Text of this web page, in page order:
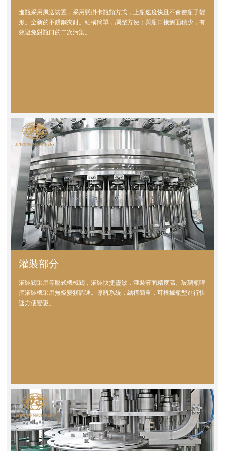
進瓶采用風送裝置，采用懸掛卡瓶頸方式，上瓶速度快且不會使瓶子變
形。全新的不銹鋼夾鉗。結構簡單，調整方便；與瓶口接觸面積少，有
效避免對瓶口的二次污染。
灌裝部分
灌裝閥采用等壓式機械閥，灌裝快捷靈敏，灌裝液面精度高。玻璃瓶啤
酒灌裝機采用無級變頻調速。導瓶系統，結構簡單，可根據瓶型進行快
速方便變更。